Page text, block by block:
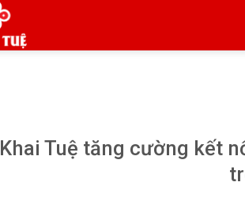
Khai Tuệ tăng cường kết